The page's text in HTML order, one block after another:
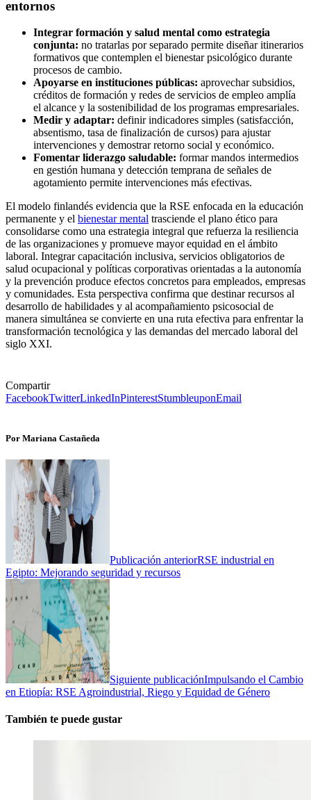
entornos
Integrar formación y salud mental como estrategia
conjunta: no tratarlas por separado permite diseñar itinerarios
formativos que contemplen el bienestar psicológico durante
procesos de cambio.
Apoyarse en instituciones públicas: aprovechar subsidios,
créditos de formación y redes de servicios de empleo amplía
el alcance y la sostenibilidad de los programas empresariales.
Medir y adaptar: definir indicadores simples (satisfacción,
absentismo, tasa de finalización de cursos) para ajustar
intervenciones y demostrar retorno social y económico.
Fomentar liderazgo saludable: formar mandos intermedios
en gestión humana y detección temprana de señales de
agotamiento permite intervenciones más efectivas.
El modelo finlandés evidencia que la RSE enfocada en la educación
permanente y el bienestar mental trasciende el plano ético para
consolidarse como una estrategia integral que refuerza la resiliencia
de las organizaciones y promueve mayor equidad en el ámbito
laboral. Integrar capacitación inclusiva, servicios obligatorios de
salud ocupacional y políticas corporativas orientadas a la autonomía
y la prevención produce efectos concretos para empleados, empresas
y comunidades. Esta perspectiva confirma que destinar recursos al
desarrollo de habilidades y al acompañamiento psicosocial de
manera simultánea se convierte en una ruta efectiva para enfrentar la
transformación tecnológica y las demandas del mercado laboral del
siglo XXI.
Compartir
FacebookTwitterLinkedInPinterestStumbleuponEmail
Por Mariana Castañeda
Publicación anteriorRSE industrial en
Egipto: Mejorando seguridad y recursos
Siguiente publicaciónImpulsando el Cambio
en Etiopía: RSE Agroindustrial, Riego y Equidad de Género
También te puede gustar